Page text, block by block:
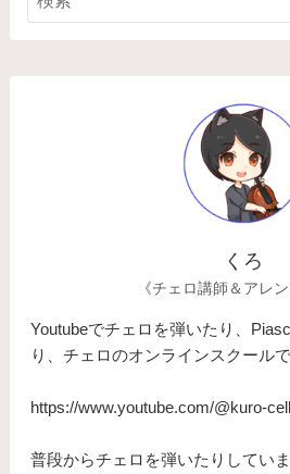
くろ
《チェロ講師＆アレン
Youtubeでチェロを弾いたり、
り、チェロのオンラインスクール
https://www.youtube.com/@kuro-
普段からチェロを弾いたりしてい